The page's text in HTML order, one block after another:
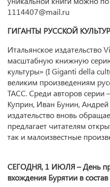
1114407@mail.ru
ГИГАНТЫ РУССКОЙ
Итальянское издательство
масштабную книжную
культуры» (I Giganti della
великим произведениям
ТАСС. Среди авторов серии
Куприн, Иван Бунин,
издательство вновь
предлагает читателям
так и малоизвестные
СЕГОДНЯ, 1 ИЮЛЯ – День
вхождения Бурятии в состав